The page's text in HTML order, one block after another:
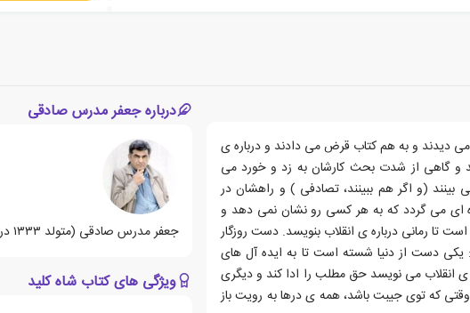
دیدند و به هم کتاب قرض می دادند و درباره ی
و گاهی از شدت بحث کارشان به زد و خورد می
بینند (و اگر هم ببینند، تصادفی ) و راهشان در
ای می گردد که به هر کسی رو نشان نمی دهد و
تا رمانی درباره ی انقلاب بنویسد. دست روزگار
یکی دست از دنیا شسته است تا به ایده آل های
ی انقلاب می نویسد حق مطلب را ادا کند و دیگری
که توی جیبت باشد، همه ی درها به رویت باز
درباره جعفر مدرس صادقی
جعفر مدرس صادقی (متولد ۱۳۳۳ در اصفهان)، نویسنده، مترجم و ویراستار ایرانی است.
ویژگی های کتاب شاه کلید